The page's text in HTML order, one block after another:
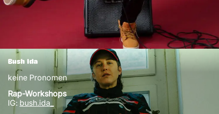
Bush Ida
keine Pronomen
Rap-Workshops
IG: bush.ida_